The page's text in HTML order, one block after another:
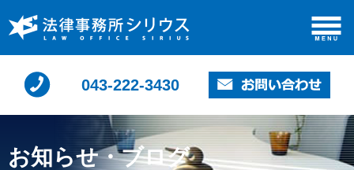
043-222-3430
お知らせ・ブログ